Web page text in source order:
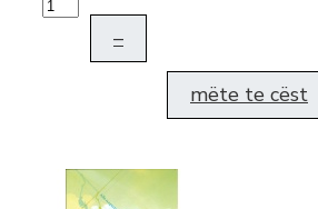
–
mëte te cëst